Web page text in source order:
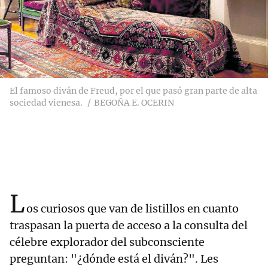
El famoso diván de Freud, por el que pasó gran parte de alta
sociedad vienesa.
BEGOÑA E. OCERIN
Los curiosos que van de listillos en cuanto
traspasan la puerta de acceso a la consulta del
célebre explorador del subconsciente
preguntan: "¿dónde está el diván?". Les